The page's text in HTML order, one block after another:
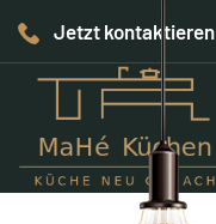
Jetzt kontaktieren